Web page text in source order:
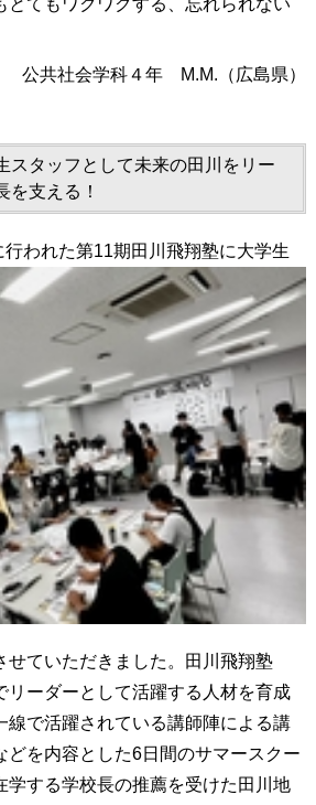
とてもワクワクする、忘れられない
公共社会学科４年 M.M.（広島県）
スタッフとして未来の田川をリー
を支える！
われた第11期田川飛翔塾に大学生
せていただきました。田川飛翔塾
リーダーとして活躍する人材を育成
線で活躍されている講師陣による講
どを内容とした6日間のサマースクー
学する学校長の推薦を受けた田川地